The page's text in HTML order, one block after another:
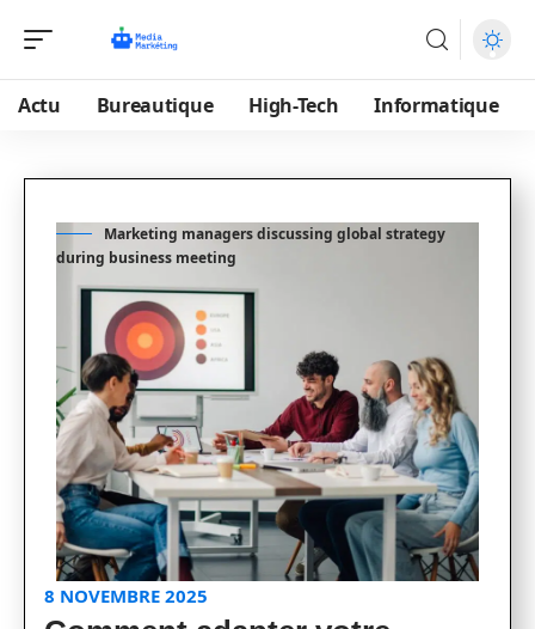
Actu Bureautique High-Tech Informatique
Marketing managers discussing global strategy
during business meeting
8 NOVEMBRE 2025